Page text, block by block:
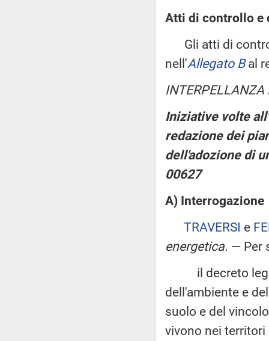
Atti di controllo e
Gli atti di
nell'Allegato Bal
INTERPELLANZA
Iniziative volte
redazione dei
dell'adozione di
00627
A) Interrogazione
TRAVERSI e
energetica. — Per
il decreto
dell'ambiente e
suolo e del
vivono nei